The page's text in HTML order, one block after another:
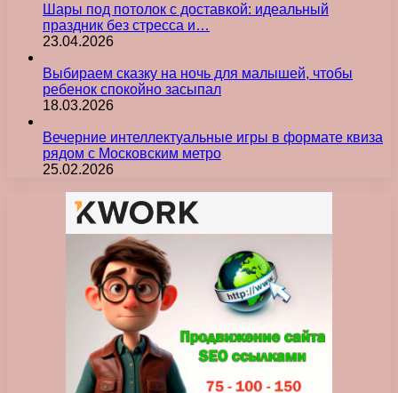
Шары под потолок с доставкой: идеальный
праздник без стресса и…
23.04.2026
Выбираем сказку на ночь для малышей, чтобы
ребенок спокойно засыпал
18.03.2026
Вечерние интеллектуальные игры в формате квиза
рядом с Московским метро
25.02.2026